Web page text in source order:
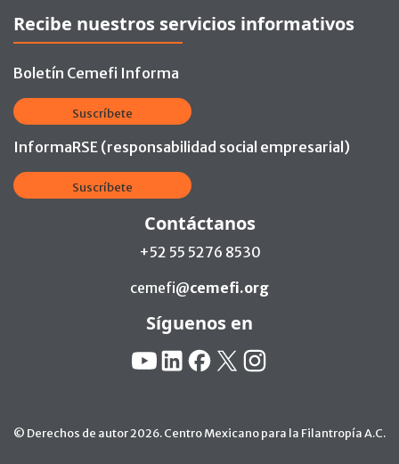
Recibe nuestros servicios informativos
Boletín Cemefi Informa
Suscríbete
InformaRSE (responsabilidad social empresarial)
Suscríbete
Contáctanos
+52 55 5276 8530
cemefi@cemefi.org
Síguenos en
YouTube
LinkedinFacebook
X Instagram
© Derechos de autor 2026. Centro Mexicano para la Filantropía A.C.